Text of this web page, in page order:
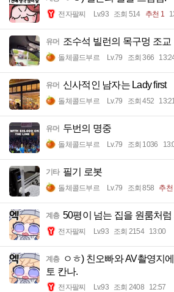
전자팔찌 Lv.93 조회 514 추천 1
유머 조수석 빌런의 목구멍 조교
돌체콜드부르 Lv.79 조회 366
유머 신사적인 남자는 Lady first
돌체콜드부르 Lv.79 조회 452 13:21
유머 두번의 명중
돌체콜드부르 Lv.79 조회 1036
기타 필기 로봇
돌체콜드부르 Lv.79 조회 858 추천
계층 50평이 넘는 집을 원룸처
전자팔찌 Lv.93 조회 2154 13:00
계층
ㅇㅎ) 친오빠와 AV촬영지
토 칸나.
전자팔찌 Lv.93 조회 2408 12:57